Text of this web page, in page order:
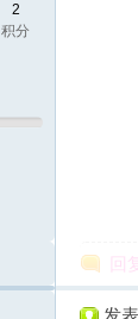
2
积分
回
发